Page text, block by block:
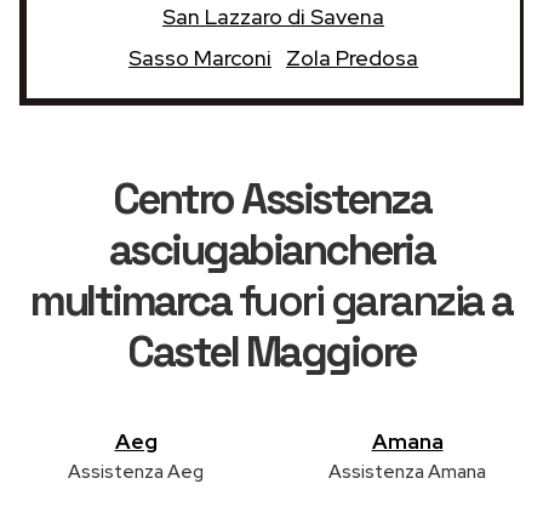
San Lazzaro di Savena
Sasso Marconi
Zola Predosa
Centro Assistenza
asciugabiancheria
multimarcafuori garanziaa
Castel Maggiore
Aeg
Assistenza Aeg
Amana
Assistenza Amana